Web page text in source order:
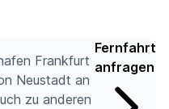
Frankfurt
Neustadt an
zu anderen
Fernfahrt
anfragen